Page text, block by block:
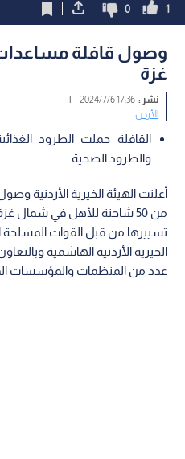
1
0
وصول قافلة
غزة
نشر :17:36 2024/7/6
|
الأردن
القافلة حملت الطرود
والطرود الصحية
أعلنت الهيئة الخيرية الأردنية
من 50 شاحنة للأهل في شمال
تسييرها من قبل القوات المسلحة
الخيرية الأردنية الهاشمية
عدد من المنظمات والمؤسسات